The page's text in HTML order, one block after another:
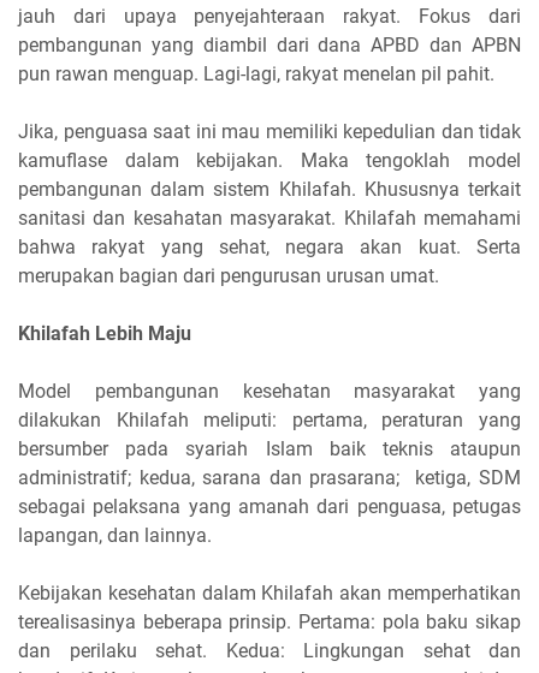
jauh dari upaya penyejahteraan rakyat. Fokus dari
pembangunan yang diambil dari dana APBD dan APBN
pun rawan menguap. Lagi-lagi, rakyat menelan pil pahit.
Jika, penguasa saat ini mau memiliki kepedulian dan tidak
kamuflase dalam kebijakan. Maka tengoklah model
pembangunan dalam sistem Khilafah. Khususnya terkait
sanitasi dan kesahatan masyarakat. Khilafah memahami
bahwa rakyat yang sehat, negara akan kuat. Serta
merupakan bagian dari pengurusan urusan umat.
Khilafah Lebih Maju
Model pembangunan kesehatan masyarakat yang
dilakukan Khilafah meliputi: pertama, peraturan yang
bersumber pada syariah Islam baik teknis ataupun
administratif; kedua, sarana dan prasarana; ketiga, SDM
sebagai pelaksana yang amanah dari penguasa, petugas
lapangan, dan lainnya.
Kebijakan kesehatan dalam Khilafah akan memperhatikan
terealisasinya beberapa prinsip. Pertama: pola baku sikap
dan perilaku sehat. Kedua: Lingkungan sehat dan